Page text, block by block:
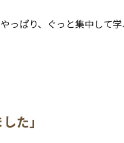
っぱり、ぐっと集中して
た」